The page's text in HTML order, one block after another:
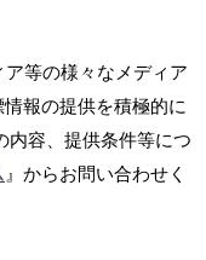
等の様々なメディア
報の提供を積極的に
内容、提供条件等につ
』からお問い合わせく